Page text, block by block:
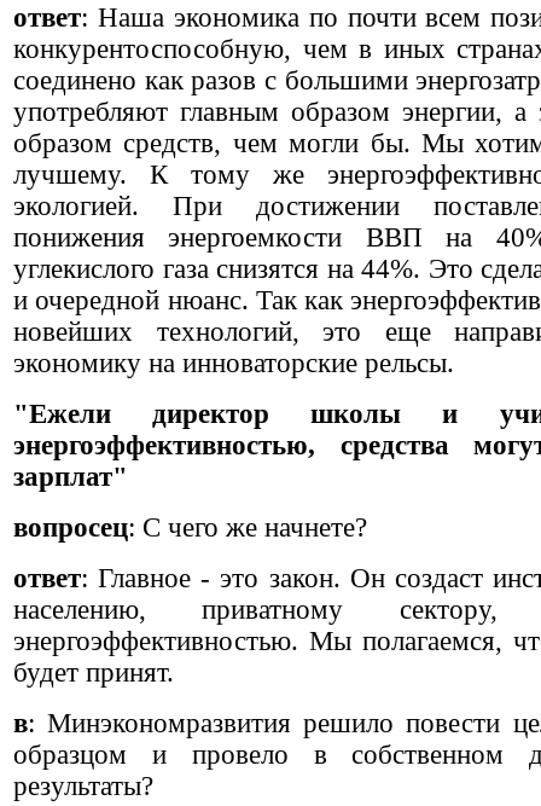
ответ: Наша экономика по почти всем
конкурентоспособную, чем в иных
соединено как разов с большими
употребляют главным образом энергии, а
образом средств, чем могли бы. Мы
лучшему. К тому же
экологией. При достижении
понижения энергоемкости ВВП на
углекислого газа снизятся на 44%. Это
и очередной нюанс. Так как
новейших технологий, это еще
экономику на инноваторские рельсы.
"Ежели директор школы и
энергоэффективностью, средства
зарплат"
вопросец: С чего же начнете?
ответ: Главное - это закон. Он создаст
населению, приватному сектору,
энергоэффективностью. Мы полагаемся,
будет принят.
в: Минэкономразвития решило повести
образцом и провело в собственном
результаты?